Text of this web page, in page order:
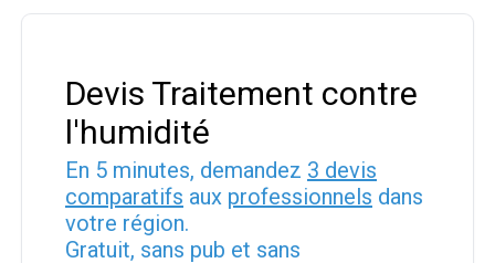
Devis Traitement contre
l'humidité
En 5 minutes, demandez 3 devis
comparatifs aux professionnels dans
votre région.
Gratuit, sans pub et sans